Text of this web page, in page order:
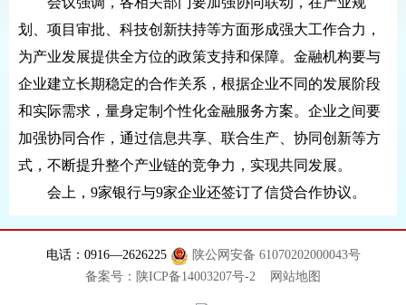
划、项目审批、科技创新扶持等方面形成强大工作合力，
为产业发展提供全方位的政策支持和保障。金融机构要与
企业建立长期稳定的合作关系，根据企业不同的发展阶段
和实际需求，量身定制个性化金融服务方案。企业之间要
加强协同合作，通过信息共享、联合生产、协同创新等方
式，不断提升整个产业链的竞争力，实现共同发展。
会上，9家银行与9家企业还签订了信贷合作协议。
电话：0916—2626225
陕公网安备 61070202000043号
备案号：陕ICP备14003207号-2
网站地图